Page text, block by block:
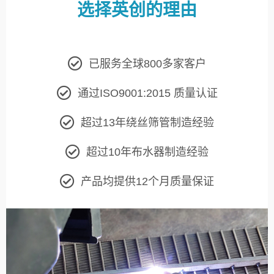
选择英创的理由
已服务全球800多家客户
通过ISO9001:2015 质量认证
超过13年绕丝筛管制造经验
超过10年布水器制造经验
产品均提供12个月质量保证